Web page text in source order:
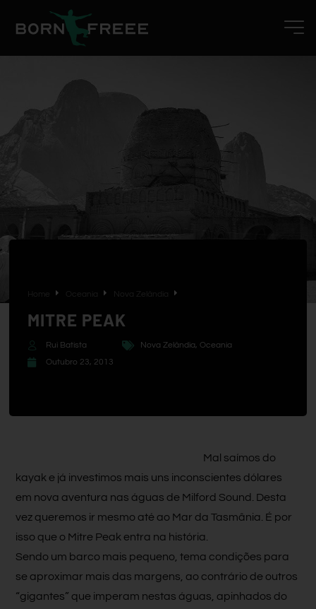
Nova Zelândia
MITRE PEAK
Rui Batista Nova Zelândia, Oceania
Outubro 23, 2013
Mal saímos do
kayak e já investimos mais uns inconscientes dólares
em nova aventura nas águas de Milford Sound. Desta
vez queremos ir mesmo até ao Mar da Tasmânia. É por
isso que o Mitre Peak entra na história.
Sendo um barco mais pequeno, tema condições para
se aproximar mais das margens, ao contrário de outros
“gigantes” que imperam nestas águas, apinhados do